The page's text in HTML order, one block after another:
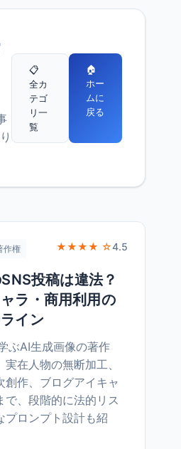
📋
全カ
テゴ
リ一
覧
🏠
ホー
ムに
戻る
作権 ★★★★ ☆4.5
投稿は違法？
ラ・商用利用の
イン
ぶAI生成画像の著作
在人物の無断加工、
創作、ブログアイキャ
で、段階的に法的リス
プロンプト設計も紹